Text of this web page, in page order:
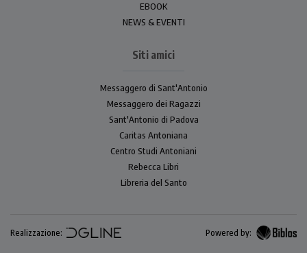
EBOOK
NEWS & EVENTI
Siti amici
Messaggero di Sant'Antonio
Messaggero dei Ragazzi
Sant'Antonio di Padova
Caritas Antoniana
Centro Studi Antoniani
Rebecca Libri
Libreria del Santo
Realizzazione: Powered by: